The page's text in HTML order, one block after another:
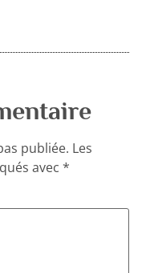
publiée. Les
avec*